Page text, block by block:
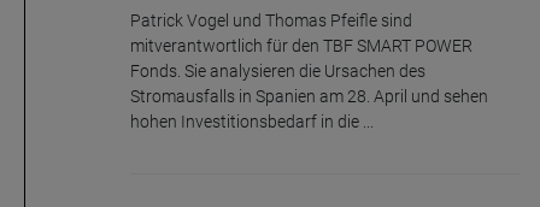
Patrick Vogel und Thomas Pfeifle sind
mitverantwortlich für den TBF SMART POWER
Fonds. Sie analysieren die Ursachen des
Stromausfalls in Spanien am 28. April und sehen
hohen Investitionsbedarf in die ...